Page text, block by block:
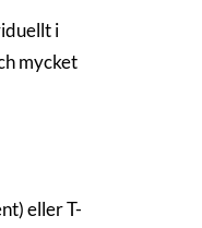
i
mycket
eller T-